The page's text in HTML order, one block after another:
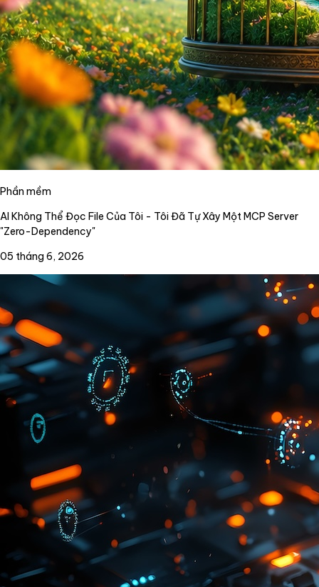
Phần mềm
AI Không Thể Đọc File Của Tôi - Tôi Đã Tự Xây Một MCP Server
"Zero-Dependency"
05 tháng 6, 2026